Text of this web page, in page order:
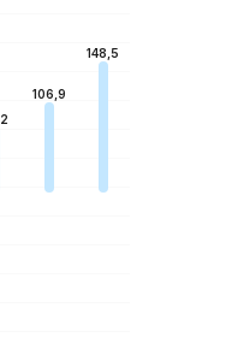
106,9
148,5